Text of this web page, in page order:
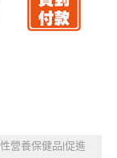
營養保健品|促進